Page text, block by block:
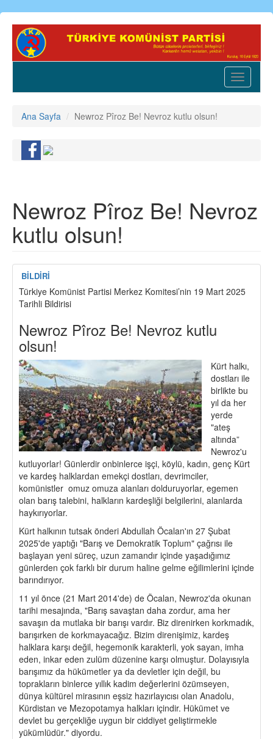
Ana
içeriğe
Toggle
Ana Sayfa Newroz Pîroz Be! Nevroz kutlu olsun!
Newroz Pîroz Be! Nevroz
kutlu olsun!
BİLDİRİ
Türkiye Komünist Partisi Merkez Komitesi’nin 19 Mart 2025
Tarihli Bildirisi
Newroz Pîroz Be! Nevroz kutlu
olsun!
Kürt halkı,
dostları ile
birlikte bu
yıl da her
yerde
"ateş
altında”
Newroz'u
kutluyorlar! Günlerdir onbinlerce işçi, köylü, kadın, genç Kürt
ve kardeş halklardan emekçi dostları, devrimciler,
komünistler omuz omuza alanları dolduruyorlar, egemen
olan barış talebini, halkların kardeşliği belgilerini, alanlarda
haykırıyorlar.
Kürt halkının tutsak önderi Abdullah Öcalan'ın 27 Şubat
2025'de yaptığı "Barış ve Demokratik Toplum" çağrısı ile
başlayan yeni süreç, uzun zamandır içinde yaşadığımız
günlerden çok farklı bir durum haline gelme eğilimlerini içinde
barındırıyor.
11 yıl önce (21 Mart 2014'de) de Öcalan, Newroz'da okunan
tarihi mesajında, "Barış savaştan daha zordur, ama her
savaşın da mutlaka bir barışı vardır. Biz direnirken korkmadık,
barışırken de korkmayacağız. Bizim direnişimiz, kardeş
halklara karşı değil, hegemonik karakterli, yok sayan, imha
eden, inkar eden zulüm düzenine karşı olmuştur. Dolayısıyla
barışımız da hükümetler ya da devletler için değil, bu
toprakların binlerce yıllık kadim değerlerini özümseyen,
dünya kültürel mirasının eşsiz hazırlayıcısı olan Anadolu,
Kürdistan ve Mezopotamya halkları içindir. Hükümet ve
devlet bu gerçekliğe uygun bir ciddiyet geliştirmekle
yükümlüdür." diyordu.